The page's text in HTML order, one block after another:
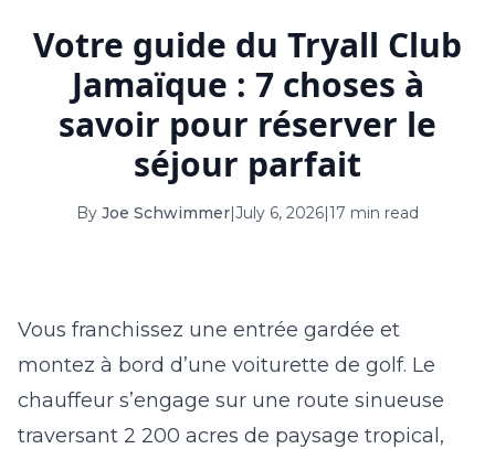
10 11 12 14
16 17 18 19 20 21 22
24 28
1 2 3 4 5
12
13 14 15 16 17 18 19
Votre guide du Tryall Club
Jamaïque : 7 choses à
savoir pour réserver le
séjour parfait
By Joe Schwimmer|July 6, 2026|17 min read
Vous franchissez une entrée gardée et
montez à bord d’une voiturette de golf. Le
chauffeur s’engage sur une route sinueuse
traversant 2 200 acres de paysage tropical,